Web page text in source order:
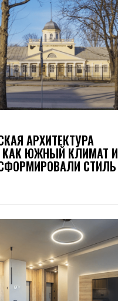
АРХИТЕКТУРА
КАК ЮЖНЫЙ КЛИМАТ И
СТИЛЬ